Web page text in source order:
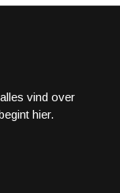
vind over
hier.